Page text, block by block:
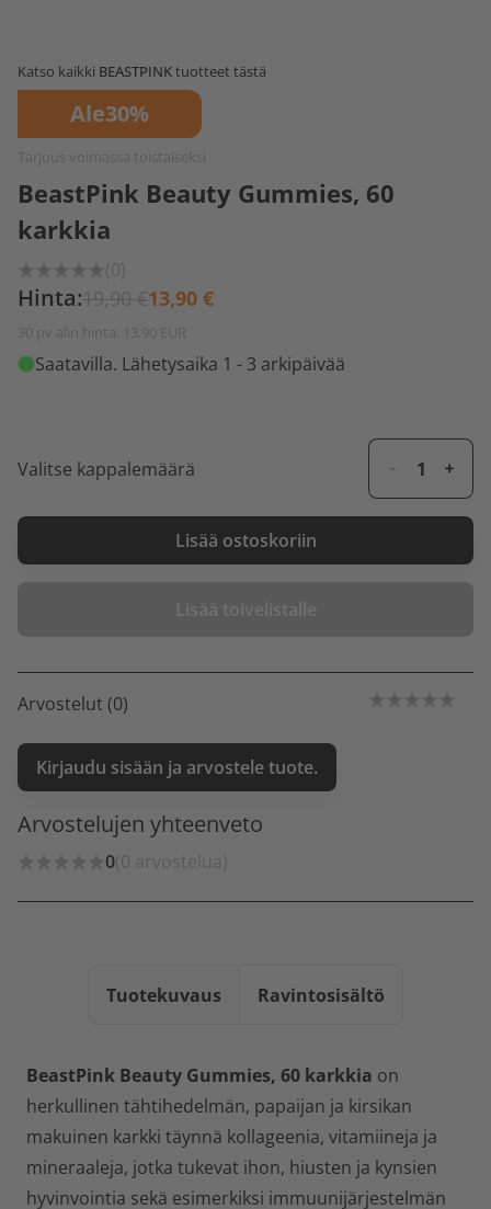
Katso kaikki BEASTPINKtuotteet tästä
Ale30%
Tarjous voimassa toistaiseksi
BeastPink Beauty Gummies, 60
karkkia
(0)
Hinta:19,90 €13,90 €
30 pv alin hinta: 13,90 EUR
Saatavilla. Lähetysaika 1 - 3 arkipäivää
Valitse kappalemäärä
Lisää ostoskoriin
Lisää toivelistalle
Arvostelut (0)
Kirjaudu sisään ja arvostele tuote.
Arvostelujen yhteenveto
0(0 arvostelua)
Tuotekuvaus Ravintosisältö
BeastPink Beauty Gummies, 60 karkkia on
herkullinen tähtihedelmän, papaijan ja kirsikan
makuinen karkki täynnä kollageenia, vitamiineja ja
mineraaleja, jotka tukevat ihon, hiusten ja kynsien
hyvinvointia sekä esimerkiksi immuunijärjestelmän